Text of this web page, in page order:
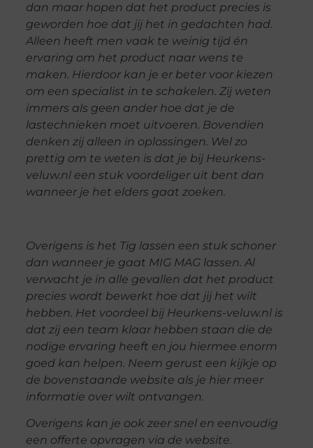
dan maar hopen dat het product precies is
geworden hoe dat jij het in gedachten had.
Alleen heeft men vaak te weinig tijd én
ervaring om het product naar wens te
maken. Hierdoor kan je er beter voor kiezen
om een specialist in te schakelen. Zij weten
immers als geen ander hoe dat je de
lastechnieken moet uitvoeren. Bovendien
denken zij alleen in oplossingen. Wel zo
prettig om te weten is dat je bij Heurkens-
veluw.nl een stuk voordeliger uit bent dan
wanneer je het elders gaat zoeken.
Overigens is het Tig lassen een stuk schoner
dan wanneer je gaat MIG MAG lassen. Al
verwacht je in alle gevallen dat het product
precies wordt bewerkt hoe dat jij het wilt
hebben. Het voordeel bij Heurkens-veluw.nl is
dat zij een team klaar hebben staan die de
nodige ervaring heeft en jou hiermee enorm
goed kan helpen. Neem gerust een kijkje op
de bovenstaande website als je hier meer
informatie over wilt ontvangen.
Overigens kan je ook zeer snel en eenvoudig
een offerte opvragen via de website.